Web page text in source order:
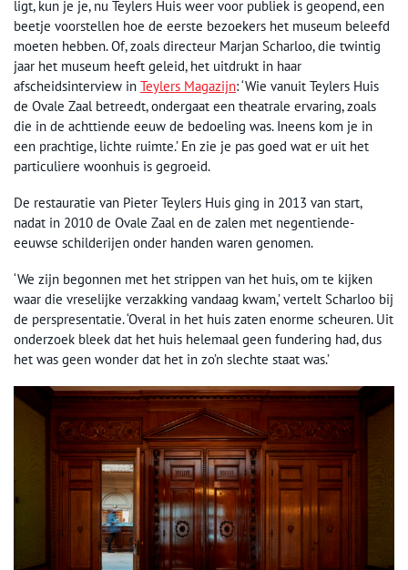
ligt, kun je je, nu Teylers Huis weer voor publiek is geopend, een
beetje voorstellen hoe de eerste bezoekers het museum beleefd
moeten hebben. Of, zoals directeur Marjan Scharloo, die twintig
jaar het museum heeft geleid, het uitdrukt in haar
afscheidsinterview in Teylers Magazijn: ‘Wie vanuit Teylers Huis
de Ovale Zaal betreedt, ondergaat een theatrale ervaring, zoals
die in de achttiende eeuw de bedoeling was. Ineens kom je in
een prachtige, lichte ruimte.’ En zie je pas goed wat er uit het
particuliere woonhuis is gegroeid.
De restauratie van Pieter Teylers Huis ging in 2013 van start,
nadat in 2010 de Ovale Zaal en de zalen met negentiende-
eeuwse schilderijen onder handen waren genomen.
‘We zijn begonnen met het strippen van het huis, om te kijken
waar die vreselijke verzakking vandaag kwam,’ vertelt Scharloo bij
de perspresentatie. ‘Overal in het huis zaten enorme scheuren. Uit
onderzoek bleek dat het huis helemaal geen fundering had, dus
het was geen wonder dat het in zo’n slechte staat was.’